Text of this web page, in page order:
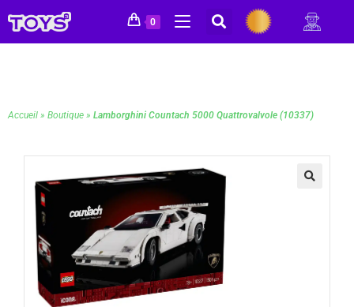
0
Accueil » Boutique » Lamborghini Countach 5000 Quattrovalvole (10337)